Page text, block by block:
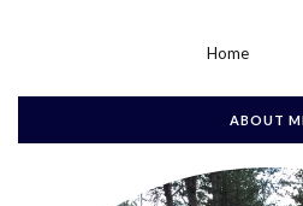
Home
ABOUT